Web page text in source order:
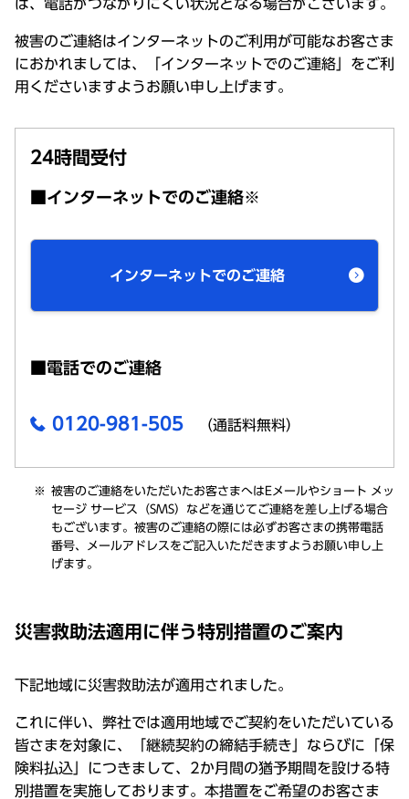
は、電話がつながりにくい状況となる場合がございます。
被害のご連絡はインターネットのご利用が可能なお客さま
におかれましては、「インターネットでのご連絡」をご利
用くださいますようお願い申し上げます。
24時間受付
■インターネットでのご連絡※
インターネットでのご連絡
■電話でのご連絡
0120-981-505 （通話料無料）
被害のご連絡をいただいたお客さまへはEメールやショート メッ
セージ サービス（SMS）などを通じてご連絡を差し上げる場合
もございます。被害のご連絡の際には必ずお客さまの携帯電話
番号、メールアドレスをご記入いただきますようお願い申し上
げます。
災害救助法適用に伴う特別措置のご案内
下記地域に災害救助法が適用されました。
これに伴い、弊社では適用地域でご契約をいただいている
皆さまを対象に、「継続契約の締結手続き」ならびに「保
険料払込」につきまして、2か月間の猶予期間を設ける特
別措置を実施しております。本措置をご希望のお客さま